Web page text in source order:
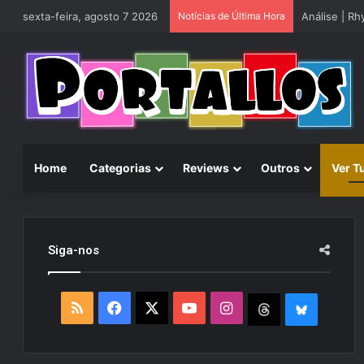
sexta-feira, agosto 7 2026 Notícias de Última Hora Análise |
Home Categorias Reviews Outros Ver
Siga-nos
R
F
Y
I